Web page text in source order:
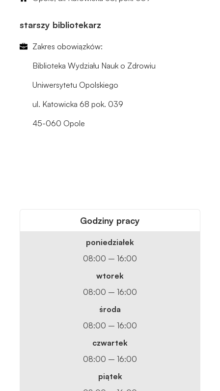
starszy bibliotekarz
Zakres obowiązków:
Biblioteka Wydziału Nauk o Zdrowiu
Uniwersytetu Opolskiego
ul. Katowicka 68 pok. 039
45-060 Opole
Godziny pracy
poniedziałek
08:00 – 16:00
wtorek
08:00 – 16:00
środa
08:00 – 16:00
czwartek
08:00 – 16:00
piątek